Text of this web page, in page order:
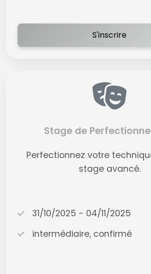
S'inscrire
Stage de
Perfectionnez votre
stage avancé.
31/10/2025 - 04/11/2025
intermédiaire, confirmé